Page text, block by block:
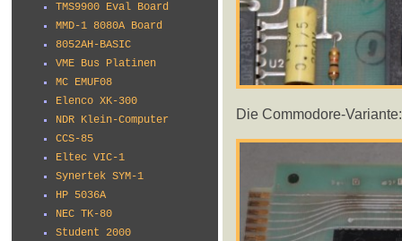
TMS9900 Eval Board
MMD-1 8080A Board
8052AH-BASIC
VME Bus Platinen
MC EMUF08
Elenco XK-300
NDR Klein-Computer
CCS-85
Eltec VIC-1
Synertek SYM-1
HP 5036A
NEC TK-80
Student 2000
Die Commodore-